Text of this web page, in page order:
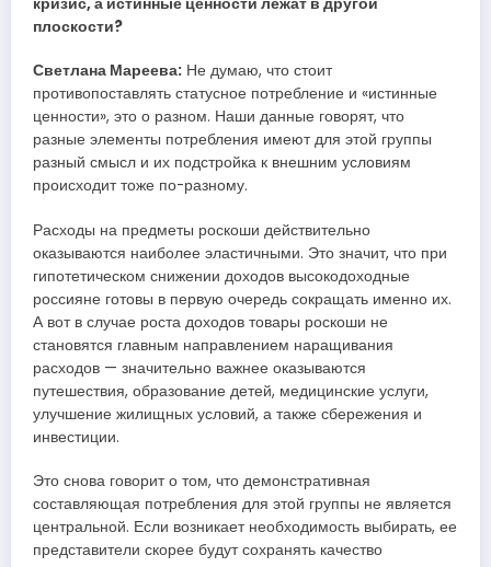
плоскости?
Светлана Мареева: Не думаю, что стоит
противопоставлять статусное потребление и «истинные
ценности», это о разном. Наши данные говорят, что
разные элементы потребления имеют для этой группы
разный смысл и их подстройка к внешним условиям
происходит тоже по-разному.
Расходы на предметы роскоши действительно
оказываются наиболее эластичными. Это значит, что при
гипотетическом снижении доходов высокодоходные
россияне готовы в первую очередь сокращать именно их.
А вот в случае роста доходов товары роскоши не
становятся главным направлением наращивания
расходов — значительно важнее оказываются
путешествия, образование детей, медицинские услуги,
улучшение жилищных условий, а также сбережения и
инвестиции.
Это снова говорит о том, что демонстративная
составляющая потребления для этой группы не является
центральной. Если возникает необходимость выбирать, ее
представители скорее будут сохранять качество